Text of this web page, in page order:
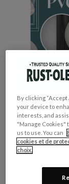
GROUPE DE
By clicking “Accept
your device to
interests, and
"Manage Cookies"
us to use. You can
cookies et de
choix.